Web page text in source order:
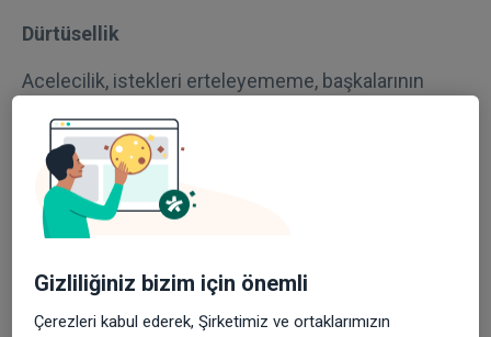
Dürtüsellik
Acelecilik, istekleri erteleyememe, başkalarının
zorunda değildir.Bir kişide sadece dikkat eksikiği
veya aşırı hareketlilik-dürtüsellik görülebilir. DEHB
olan çocuklarda çok değişken ruh hali
gözlemlenebilir.Fakat unutulmamalıdır ki DEHB
Gizliliğiniz bizim için önemli
Çerezleri kabul ederek, Şirketimiz ve ortaklarımızın